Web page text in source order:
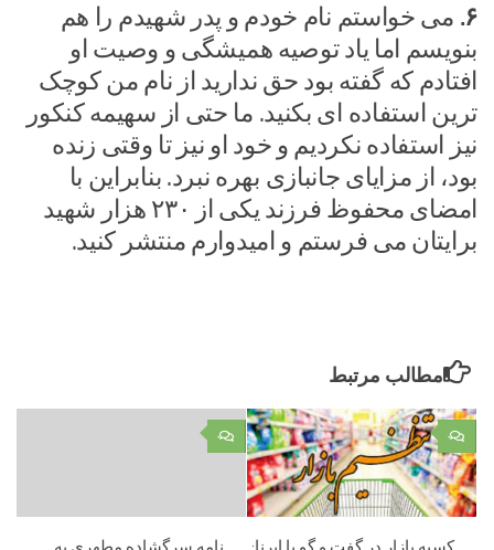
۶. می خواستم نام خودم و پدر شهیدم را هم
بنویسم اما یاد توصیه همیشگی و وصیت او
افتادم که گفته بود حق ندارید از نام من کوچک
ترین استفاده ای بکنید. ما حتی از سهیمه کنکور
نیز استفاده نکردیم و خود او نیز تا وقتی زنده
بود، از مزایای جانبازی بهره نبرد. بنابراین با
امضای محفوظ فرزند یکی از ۲۳۰ هزار شهید
برایتان می فرستم و امیدوارم منتشر کنید.
مطالب مرتبط
۰ ۰